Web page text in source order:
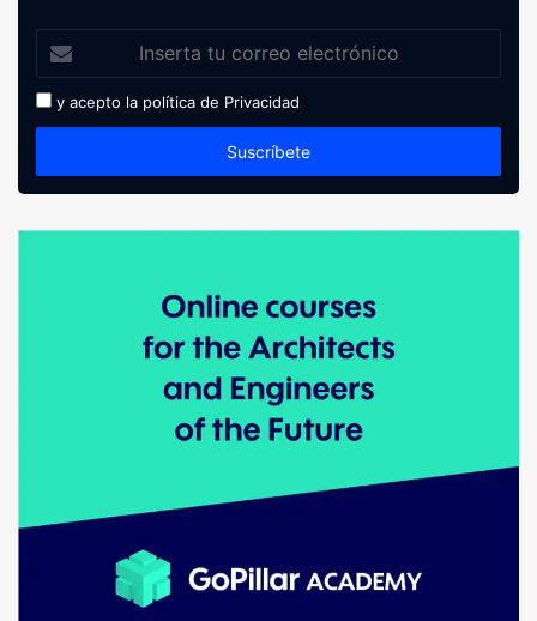
y acepto la política de Privacidad